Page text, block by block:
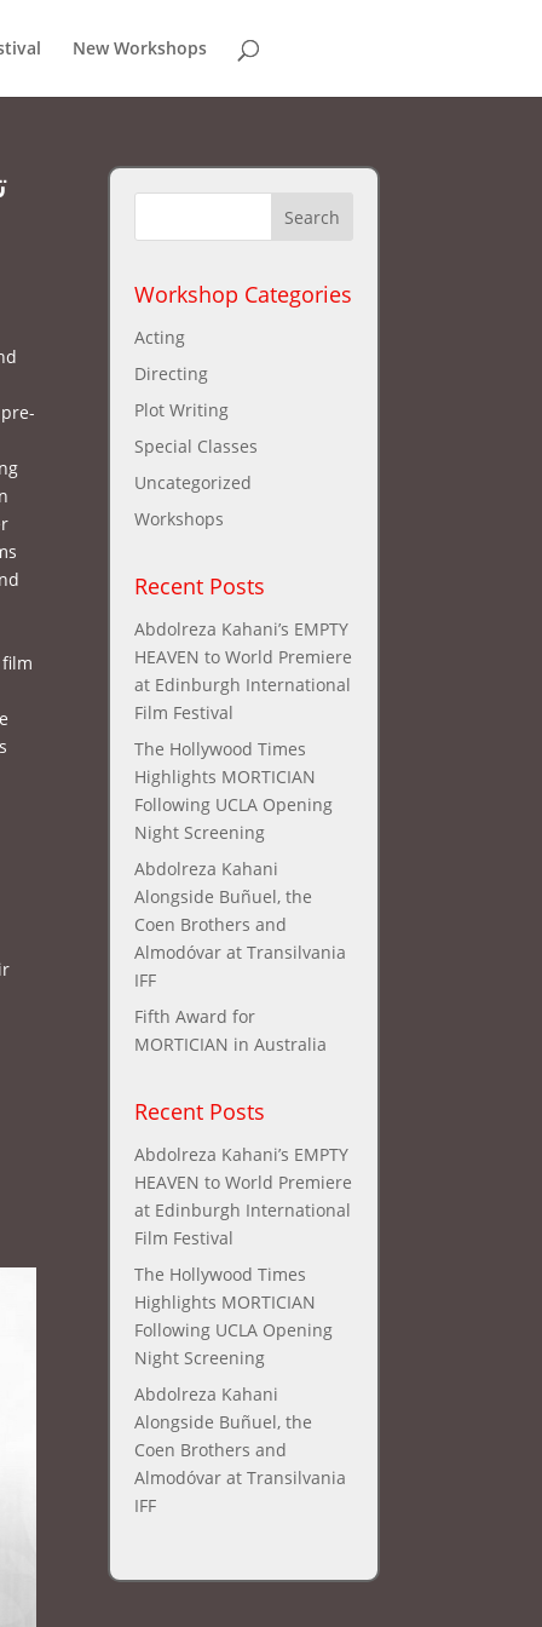
New Workshops
Workshop Categories
Acting
Directing
Plot Writing
Special Classes
Uncategorized
Workshops
Recent Posts
Abdolreza Kahani’s EMPTY
HEAVEN to World Premiere
at Edinburgh International
Film Festival
The Hollywood Times
Highlights MORTICIAN
Following UCLA Opening
Night Screening
Abdolreza Kahani
Alongside Buñuel, the
Coen Brothers and
Almodóvar at Transilvania
IFF
Fifth Award for
MORTICIAN in Australia
Recent Posts
Abdolreza Kahani’s EMPTY
HEAVEN to World Premiere
at Edinburgh International
Film Festival
The Hollywood Times
Highlights MORTICIAN
Following UCLA Opening
Night Screening
Abdolreza Kahani
Alongside Buñuel, the
Coen Brothers and
Almodóvar at Transilvania
IFF